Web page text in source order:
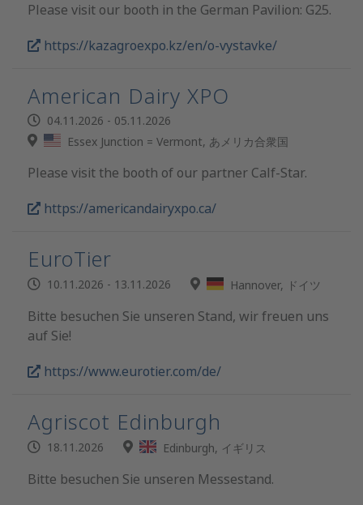
Please visit our booth in the German Pavilion: G25.
https://kazagroexpo.kz/en/o-vystavke/
American Dairy XPO
04.11.2026 - 05.11.2026
Essex Junction = Vermont, あメリカ合衆国
Please visit the booth of our partner Calf-Star.
https://americandairyxpo.ca/
EuroTier
10.11.2026 - 13.11.2026 Hannover, ドイツ
Bitte besuchen Sie unseren Stand, wir freuen uns
auf Sie!
https://www.eurotier.com/de/
Agriscot Edinburgh
18.11.2026 Edinburgh, イギリス
Bitte besuchen Sie unseren Messestand.